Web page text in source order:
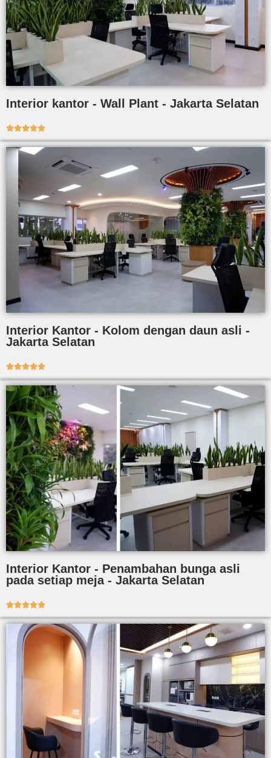
Interior kantor - Wall Plant - Jakarta Selatan

Interior Kantor - Kolom dengan daun asli -
Jakarta Selatan

Interior Kantor - Penambahan bunga asli
pada setiap meja - Jakarta Selatan
